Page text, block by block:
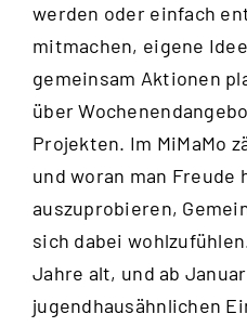
werden oder einfach
mitmachen, eigene
gemeinsam Aktionen
über
Projekten. Im MiMaMo
und woran man
auszuprobieren,
sich dabei
Jahre alt, und ab
jugendhausähnlichen